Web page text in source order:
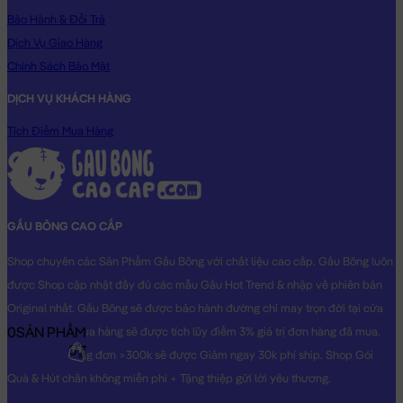
Bảo Hành & Đổi Trả
Dịch Vụ Giao Hàng
Chính Sách Bảo Mật
DỊCH VỤ KHÁCH HÀNG
Tích Điểm Mua Hàng
GẤU BÔNG CAO CẤP
Shop chuyên các Sản Phẩm Gấu Bông với chất liệu cao cấp. Gấu Bông luôn
được Shop cập nhật đầy đủ các mẫu Gấu Hot Trend & nhập về phiên bản
Original nhất. Gấu Bông sẽ được bảo hành đường chỉ may trọn đời tại cửa
hàng, Khách mua hàng sẽ được tích lũy điểm 3% giá trị đơn hàng đã mua.
Khách mua hàng đơn >300k sẽ được Giảm ngay 30k phí ship. Shop Gói
Quà & Hút chân không miễn phí + Tặng thiệp gửi lời yêu thương.
0SẢN PHẨM
0₫